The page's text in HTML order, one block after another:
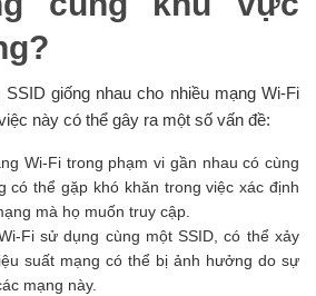
giống nhau cho nhiều mạng Wi-Fi
này có thể gây ra một số vấn đề:
Wi-Fi trong phạm vi gần nhau có cùng
có thể gặp khó khăn trong việc xác định
mà họ muốn truy cập.
Fi sử dụng cùng một SSID, có thể xảy
suất mạng có thể bị ảnh hưởng do sự
mạng này.